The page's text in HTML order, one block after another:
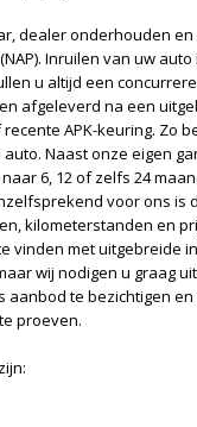
dealer onderhouden
Inruilen van uw
u altijd een
afgeleverd na een
APK-keuring. Zo
Naast onze eigen
6, 12 of zelfs 24
voor ons is
kilometerstanden en
vinden met uitgebreide
wij nodigen u graag
aanbod te bezichtigen
proeven.